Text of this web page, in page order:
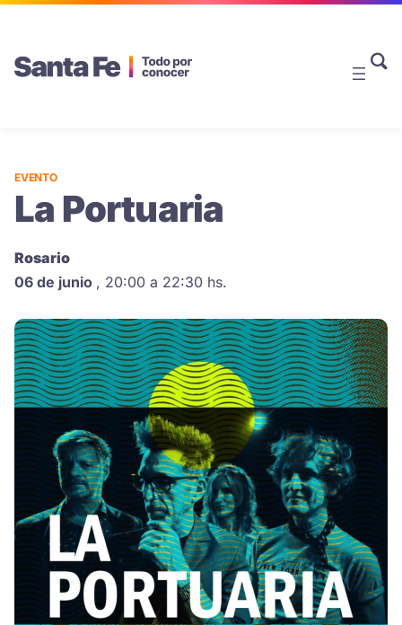
EVENTO
La Portuaria
Rosario
06 de junio , 20:00 a 22:30 hs.